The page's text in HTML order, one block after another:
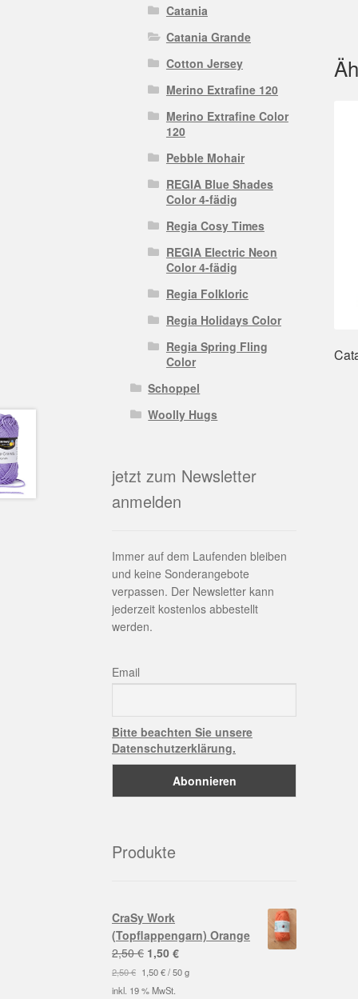
Catania
Catania Grande
Cotton Jersey
Merino Extrafine 120
Merino Extrafine Color
120
Pebble Mohair
REGIA Blue Shades
Color 4-fädig
Regia Cosy Times
REGIA Electric Neon
Color 4-fädig
Regia Folkloric
Regia Holidays Color
Regia Spring Fling
Color
Schoppel
Woolly Hugs
jetzt zum Newsletter
anmelden
Immer auf dem Laufenden bleiben
und keine Sonderangebote
verpassen. Der Newsletter kann
jederzeit kostenlos abbestellt
werden.
Email
Bitte beachten Sie unsere
Datenschutzerklärung.
Produkte
CraSy Work
(Topflappengarn) Orange
2,50€ Ursprünglicher
Preis
war:
1,50€Aktueller
Preis
2,50€ 1,50€/50 g
inkl. 19 % MwSt.